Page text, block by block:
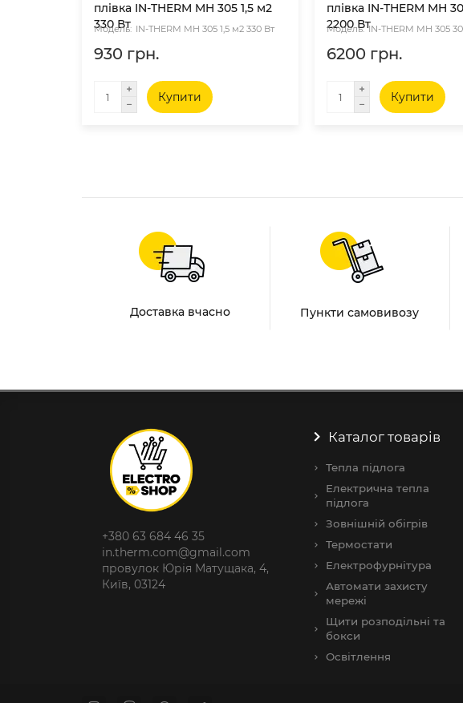
плівка IN-THERM MH 305 1,5 м2
330 Вт IN-THERM MH 305 1,5 м2 330 Вт
930 грн.
Купити
плівка IN-THERM MH
2200 ВтIN-THERM MH 305
6200 грн.
Купити
Доставка вчасно Пункти самовивозу
+380 63 684 46 35
in.therm.com@gmail.com
провулок Юрія Матущака, 4,
Київ, 03124
Каталог товарів
Тепла підлога
Електрична тепла
підлога
Зовнішнiй обігрів
Термостати
Електрофурнітура
Автомати захисту
мережі
Щити розподільні та
бокси
Освітлення